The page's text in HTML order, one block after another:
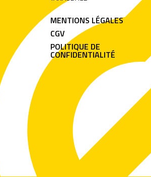
MENTIONS LÉGALES
CGV
POLITIQUE DE
CONFIDENTIALITÉ